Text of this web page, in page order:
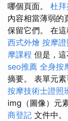
哪個頁面。 杜
內容相當薄弱的
保留它們。 在
西式外燴 按摩
摩課程 但是，
seo推薦 全身按
摘要。 表單元
按摩技術士證照
img（圖像）元
商登記 文件中。